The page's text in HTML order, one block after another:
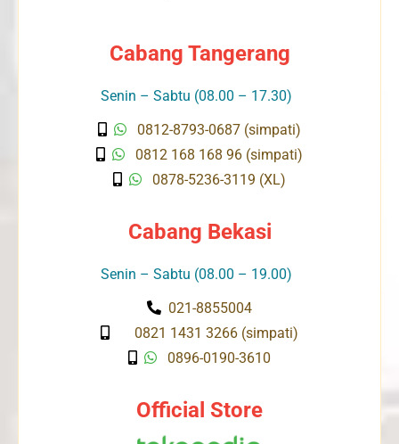
Cabang Tangerang
Senin – Sabtu (08.00 – 17.30)
0812-8793-0687 (simpati)
0812 168 168 96 (simpati)
0878-5236-3119 (XL)
Cabang Bekasi
Senin – Sabtu (08.00 – 19.00)
021-8855004
0821 1431 3266 (simpati)
0896-0190-3610
Official Store